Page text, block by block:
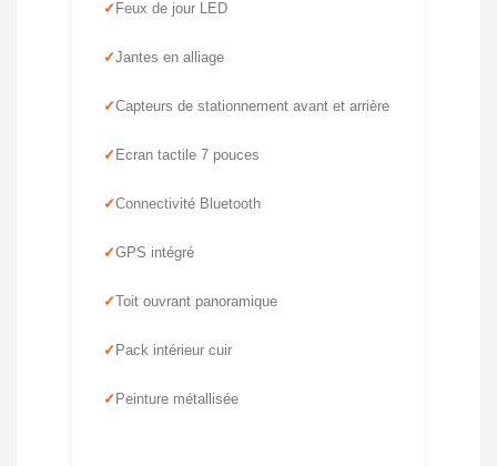
Feux de jour LED
Jantes en alliage
Capteurs de stationnement avant et arrière
Ecran tactile 7 pouces
Connectivité Bluetooth
GPS intégré
Toit ouvrant panoramique
Pack intérieur cuir
Peinture métallisée